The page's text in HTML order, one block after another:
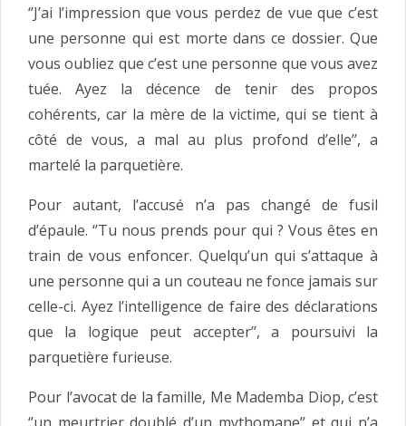
‘’J’ai l’impression que vous perdez de vue que c’est
une personne qui est morte dans ce dossier. Que
vous oubliez que c’est une personne que vous avez
tuée. Ayez la décence de tenir des propos
cohérents, car la mère de la victime, qui se tient à
côté de vous, a mal au plus profond d’elle’’, a
martelé la parquetière.
Pour autant, l’accusé n’a pas changé de fusil
d’épaule. ‘’Tu nous prends pour qui ? Vous êtes en
train de vous enfoncer. Quelqu’un qui s’attaque à
une personne qui a un couteau ne fonce jamais sur
celle-ci. Ayez l’intelligence de faire des déclarations
que la logique peut accepter’’, a poursuivi la
parquetière furieuse.
Pour l’avocat de la famille, Me Mademba Diop, c’est